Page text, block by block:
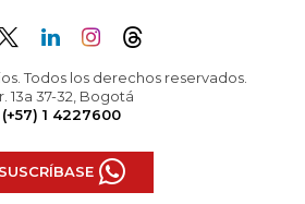
Todos los derechos reservados.
13a 37-32, Bogotá
(+57) 1 4227600
SUSCRÍBASE